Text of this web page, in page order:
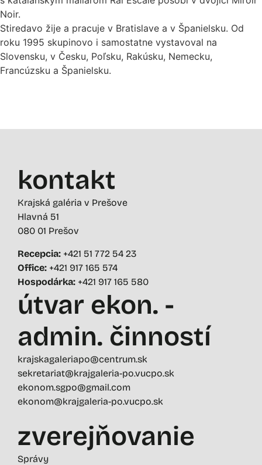
Noir.
Stiredavo žije a pracuje v Bratislave a v Španielsku. Od
roku 1995 skupinovo i samostatne vystavoval na
Slovensku, v Česku, Poľsku, Rakúsku, Nemecku,
Francúzsku a Španielsku.
kontakt
Krajská galéria v Prešove
Hlavná 51
080 01 Prešov
Recepcia: +421 51 772 54 23
Office: +421 917 165 574
Hospodárka: +421 917 165 580
útvar ekon. -
admin. činností
krajskagaleriapo@centrum.sk
sekretariat@krajgaleria-po.vucpo.sk
ekonom.sgpo@gmail.com
ekonom@krajgaleria-po.vucpo.sk
zverejňovanie
Správy